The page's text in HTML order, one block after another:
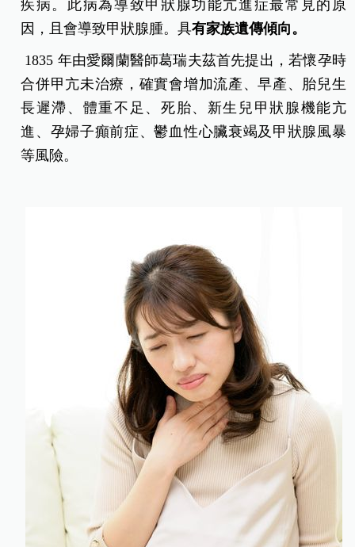
疾病。此病為導致甲狀腺功能亢進症最常見的原
因，且會導致甲狀腺腫。具有家族遺傳傾向。
1835 年由愛爾蘭醫師葛瑞夫茲首先提出，若懷孕時
合併甲亢未治療，確實會增加流產、早產、胎兒生
長遲滯、體重不足、死胎、新生兒甲狀腺機能亢
進、孕婦子癲前症、鬱血性心臟衰竭及甲狀腺風暴
等風險。